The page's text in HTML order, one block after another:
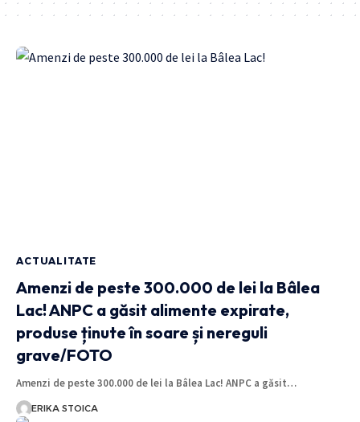
ACTUALITATE
Amenzi de peste 300.000 de lei la Bâlea
Lac! ANPC a găsit alimente expirate,
produse ținute în soare și nereguli
grave/FOTO
Amenzi de peste 300.000 de lei la Bâlea Lac! ANPC a găsit…
ERIKA STOICA